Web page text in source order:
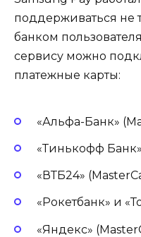
поддерживаться не
банком
сервису можно
платежные карты:
«Альфа-Банк»
«Тинькофф
«ВТБ24»
«Рокетбанк» и
«Яндекс»